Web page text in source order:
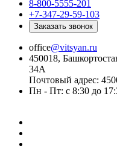
8-800-5555-201
+7-347-29-59-103
Заказать звонок
office@vitsyan.ru
450018,
34А
Почтовый адрес:
Пн - Пт: с 8:30 до